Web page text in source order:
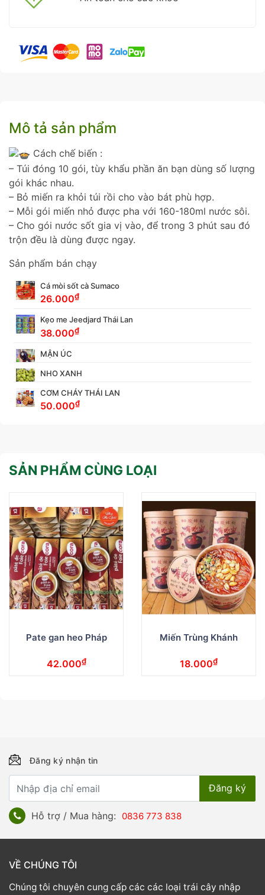
Mô tả sản phẩm
Cách chế biến :
– Túi đóng 10 gói, tùy khẩu phần ăn bạn dùng số lượng
gói khác nhau.
– Bỏ miến ra khỏi túi rồi cho vào bát phù hợp.
– Mỗi gói miến nhỏ được pha với 160-180ml nước sôi.
– Cho gói nước sốt gia vị vào, để trong 3 phút sau đó
trộn đều là dùng được ngay.
Sản phẩm bán chạy
Cá mòi sốt cà Sumaco
26.000₫
Kẹo me Jeedjard Thái Lan
38.000₫
MẬN ÚC
NHO XANH
CƠM CHÁY THÁI LAN
50.000₫
SẢN PHẨM CÙNG LOẠI
Pate gan heo Pháp
42.000₫
Miến Trùng Khánh
18.000₫
Đăng ký nhận tin
Hỗ trợ / Mua hàng: 0836 773 838
VỀ CHÚNG TÔI
Chúng tôi chuyên cung cấp các các loại trái cây nhập